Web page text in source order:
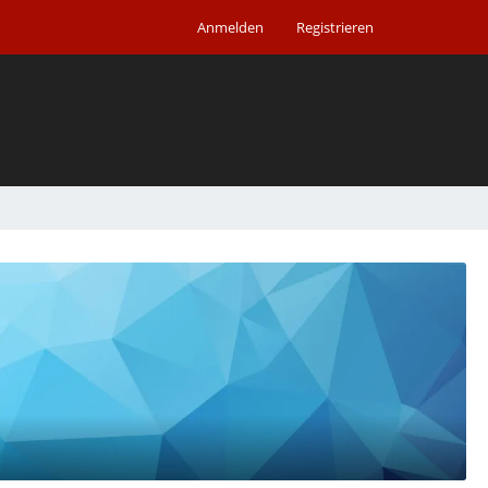
Anmelden Registrieren